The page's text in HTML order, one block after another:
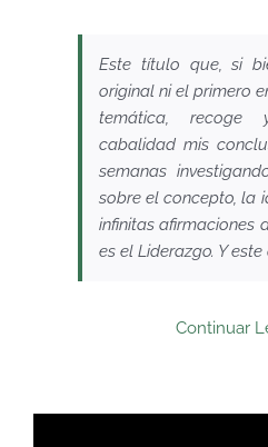
Este título que, si
original ni el primero
temática, recoge
cabalidad mis
semanas
sobre el concepto, la
infinitas afirmaciones
es el Liderazgo. Y
Continuar